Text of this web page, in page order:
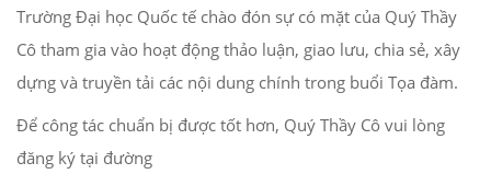
Trường Đại học Quốc tế chào đón sự có mặt của Quý Thầy
Cô tham gia vào hoạt động thảo luận, giao lưu, chia sẻ, xây
dựng và truyền tải các nội dung chính trong buổi Tọa đàm.
Để công tác chuẩn bị được tốt hơn, Quý Thầy Cô vui lòng
đăng ký tại đường